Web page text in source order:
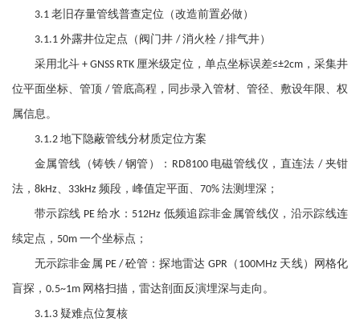
3.1 老旧存量管线普查定位（改造前置必做）
3.1.1 外露井位定点（阀门井 /消火栓 /排气井）
采用北斗 + GNSS RTK 厘米级定位，单点坐标误差≤±2cm，采集井
位平面坐标、管顶 /管底高程，同步录入管材、管径、敷设年限、权
属信息。
3.1.2 地下隐蔽管线分材质定位方案
金属管线（铸铁/ 钢管）： RD8100 电磁管线仪，直连法/ 夹钳
法， 8kHz 33kHz 频段，峰值定平面、 70% 法测埋深；
带示踪线 PE给水： 512Hz 低频追踪非金属管线仪，沿示踪线连
续定点， 50m 一个坐标点；
无示踪非金属 PE /砼管：探地雷达GPR （ 100MHz 天线）网格化
盲探， 0.5~1m 网格扫描，雷达剖面反演埋深与走向。
3.1.3 疑难点位复核